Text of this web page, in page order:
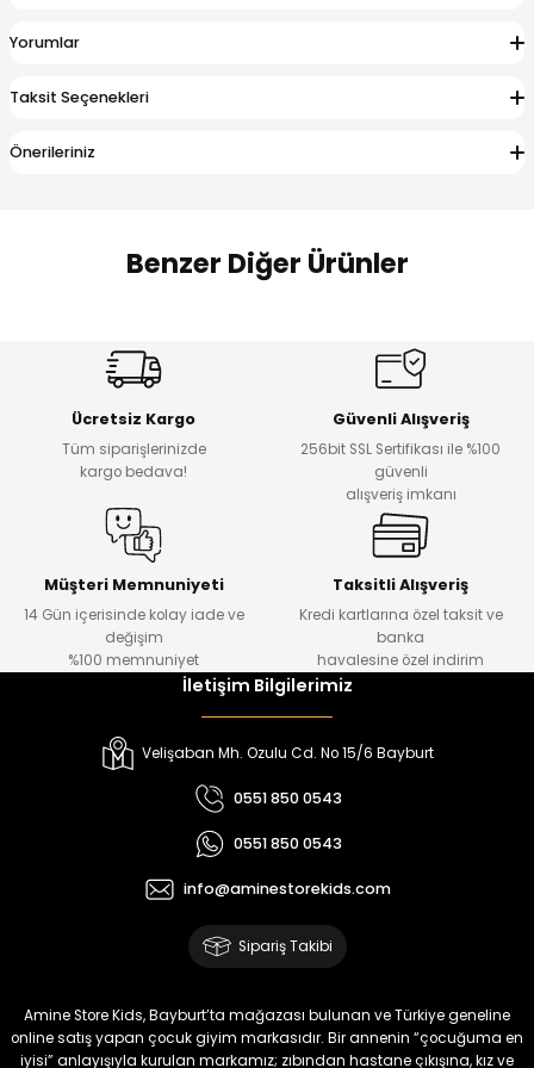
Yorumlar
Taksit Seçenekleri
Önerileriniz
Benzer Diğer Ürünler
Dantelya Kız Çocuk Tişört
Puba Unisex Kot 3’lü Takım
Urban Kız Çocuk Süveterli Tunik Gömlek Navi Kız Çocuk Kot Pantolon
₺ 650
Melra Kız Çocuk Kot Pantolon
%15
Tivon Kız Çocuk 3’lü Takım
₺ 2.340
Koren Kız Çocuk ve Bebek Tayt
₺ 320
₺ 250
Yeni
Koren Kız Çocuk ve Bebek Tayt
₺ 320
₺ 250
Ücretsiz Kargo
Tüm siparişlerinizde
kargo bedava!
Güvenli Alışveriş
256bit SSL Sertifikası ile %100
güvenli
alışveriş imkanı
Müşteri Memnuniyeti
14 Gün içerisinde kolay iade ve
değişim
%100 memnuniyet
Taksitli Alışveriş
Kredi kartlarına özel taksit ve
banka
havalesine özel indirim
İletişim Bilgilerimiz
Velişaban Mh. Ozulu Cd. No 15/6 Bayburt
0551 850 0543
0551 850 0543
info@aminestorekids.com
Sipariş Takibi
Amine Store Kids, Bayburt’ta mağazası bulunan ve Türkiye geneline
online satış yapan çocuk giyim markasıdır. Bir annenin “çocuğuma en
iyisi” anlayışıyla kurulan markamız; zıbından hastane çıkışına, kız ve